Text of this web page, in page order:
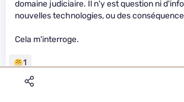
domaine judiciaire. Il n'y est question ni
nouvelles technologies, ou des
Cela m'interroge.
1